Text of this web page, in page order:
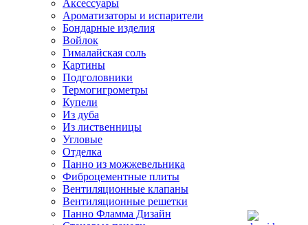
Аксессуары
Ароматизаторы и испарители
Бондарные изделия
Войлок
Гималайская соль
Картины
Подголовники
Термогигрометры
Купели
Из дуба
Из лиственницы
Угловые
Отделка
Панно из можжевельника
Фиброцементные плиты
Вентиляционные клапаны
Вентиляционные решетки
Панно Фламма Дизайн